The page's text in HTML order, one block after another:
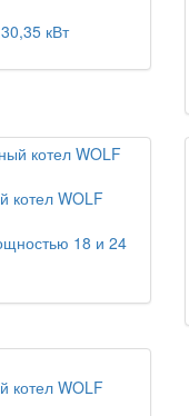
кВт
котел WOLF
18 и 24
котел WOLF